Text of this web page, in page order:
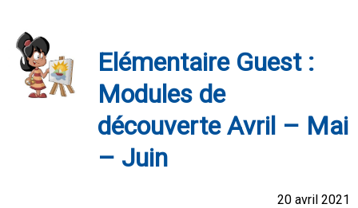
Elémentaire Guest :
Modules de
découverte Avril – Mai
– Juin
20 avril 2021